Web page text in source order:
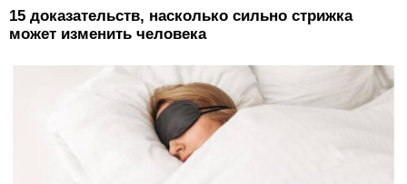
15 доказательств, насколько сильно стрижка
может изменить человека